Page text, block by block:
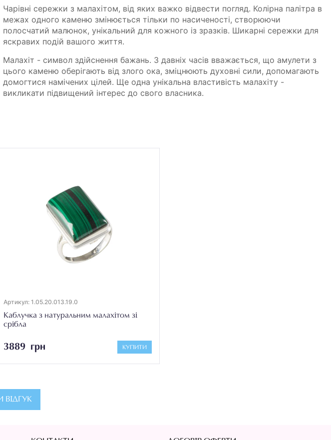
Чарівні сережки з малахітом, від яких важко відвести погляд. Колірна палітра в
межах одного каменю змінюється тільки по насиченості, створюючи
полосчатий малюнок, унікальний для кожного із зразків. Шикарні сережки для
яскравих подій вашого життя.
Малахіт - символ здійснення бажань. З давніх часів вважається, що амулети з
цього каменю оберігають від злого ока, зміцнюють духовні сили, допомагають
домогтися намічених цілей. Ще одна унікальна властивість малахіту -
викликати підвищений інтерес до свого власника.
Артикул: 1.05.20.013.19.0
Каблучка з натуральним малахітом зі
срібла
3889 грн КУПИТИ
ВІДГУК